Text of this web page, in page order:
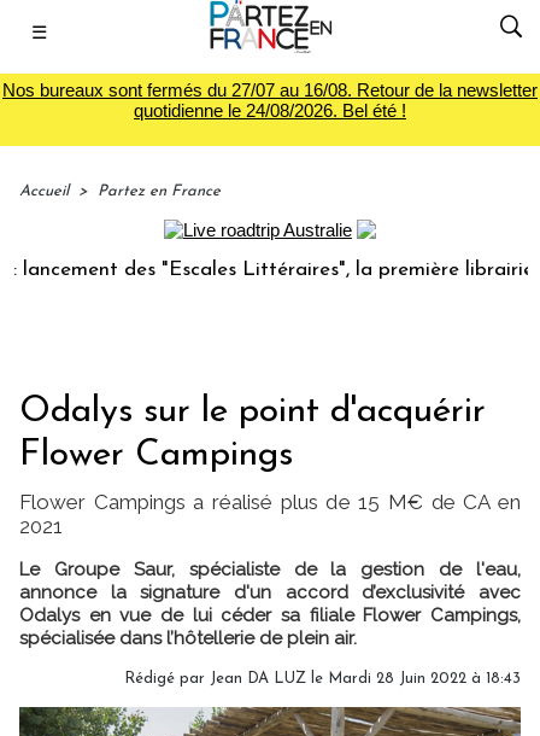
☰
Nos bureaux sont fermés du 27/07 au 16/08. Retour de la newsletter
quotidienne le 24/08/2026. Bel été !
Accueil > Partez en France
des "Escales Littéraires", la première librairie du
Odalys sur le point d'acquérir
Flower Campings
Flower Campings a réalisé plus de 15 M€ de CA en
2021
Le Groupe Saur, spécialiste de la gestion de l'eau,
annonce la signature d'un accord d’exclusivité avec
Odalys en vue de lui céder sa filiale Flower Campings,
spécialisée dans l’hôtellerie de plein air.
Rédigé par Jean DA LUZ le Mardi 28 Juin 2022 à 18:43